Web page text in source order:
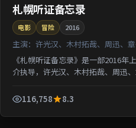
札幌听证备忘录
电影 冒险 2016
主演： 许光汉、木村拓哉、周迅、
《札幌听证备忘录》是一部2016年
介执导，许光汉、木村拓哉、周迅
116,758
8.3